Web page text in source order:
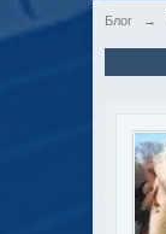
Блог →